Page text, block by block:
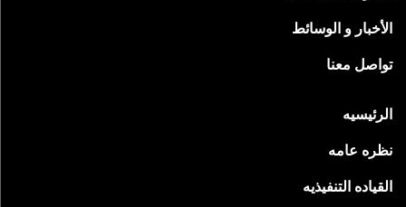
الأخبار و الوسائط
تواصل معنا
الرئيسيه
نظره عامه
القياده التنفيذيه